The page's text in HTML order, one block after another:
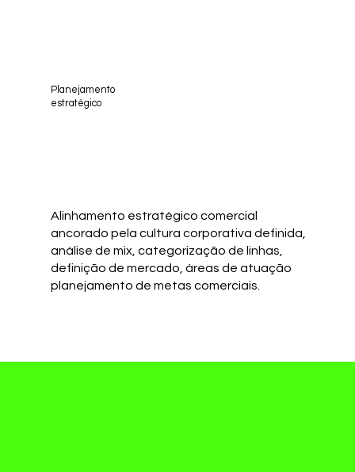
Planejamento
estratégico
Alinhamento estratégico comercial
ancorado pela cultura corporativa definida,
análise de mix, categorização de linhas,
definição de mercado, áreas de atuação
planejamento de metas comerciais.